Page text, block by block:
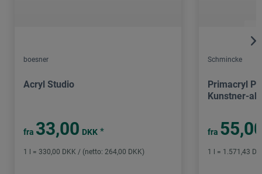
boesner
Acryl Studio
fra 33,00 DKK *
1 l = 330,00 DKK / (netto: 264,00 DKK)
Schmincke
Primacryl
Kunstner-
fra
1 l = 1.571,43